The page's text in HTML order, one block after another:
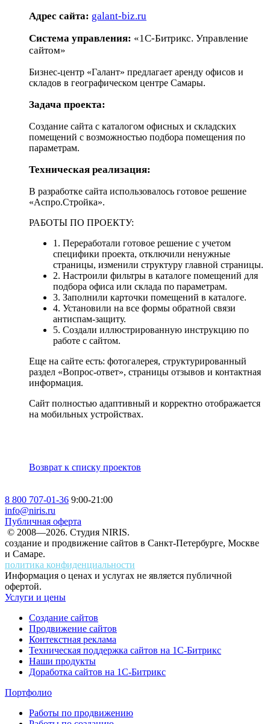
Адрес сайта: galant-biz.ru
Система управления: «1С-Битрикс. Управление
сайтом»
Бизнес-центр «Галант» предлагает аренду офисов и
складов в географическом центре Самары.
Задача проекта:
Создание сайта с каталогом офисных и складских
помещений с возможностью подбора помещения по
параметрам.
Техническая реализация:
В разработке сайта использовалось готовое решение
«Аспро.Стройка».
РАБОТЫ ПО ПРОЕКТУ:
1. Переработали готовое решение с учетом
специфики проекта, отключили ненужные
страницы, изменили структуру главной страницы.
2. Настроили фильтры в каталоге помещений для
подбора офиса или склада по параметрам.
3. Заполнили карточки помещений в каталоге.
4. Установили на все формы обратной связи
антиспам-защиту.
5. Создали иллюстрированную инструкцию по
работе с сайтом.
Еще на сайте есть: фотогалерея, структурированный
раздел «Вопрос-ответ», страницы отзывов и контактная
информация.
Сайт полностью адаптивный и корректно отображается
на мобильных устройствах.
Возврат к списку проектов
8 800 707-01-36 9:00-21:00
info@niris.ru
Публичная оферта
© 2008—2026. Студия NIRIS.
создание и продвижение сайтов в Санкт-Петербурге, Москве
и Самаре.
политика конфиденциальности
Информация о ценах и услугах не является публичной
офертой.
Услуги и цены
Создание сайтов
Продвижение сайтов
Контекстная реклама
Техническая поддержка сайтов на 1С-Битрикс
Наши продукты
Доработка сайтов на 1С-Битрикс
Портфолио
Работы по продвижению